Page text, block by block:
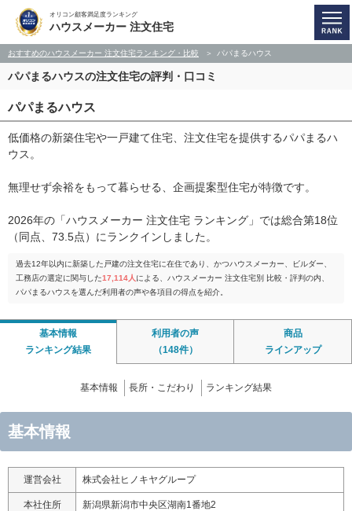
オリコン顧客満足度ランキング
ハウスメーカー 注文住宅
おすすめのハウスメーカー 注文住宅ランキング・比較 パパまるハウス
パパまるハウスの注文住宅の評判・口コミ
パパまるハウス
低価格の新築住宅や一戸建て住宅、注文住宅を提供するパパまるハ
ウス。
無理せず余裕をもって暮らせる、企画提案型住宅が特徴です。
2026年の「ハウスメーカー 注文住宅 ランキング」では総合第18位
（同点、73.5点）にランクインしました。
過去12年以内に新築した戸建の注文住宅に在住であり、かつハウスメーカー、ビルダー、
工務店の選定に関与した17,114人 による、ハウスメーカー 注文住宅別 比較・評判の内、
パパまるハウスを選んだ利用者の声や各項目の得点を紹介。
基本情報
ランキング結果
利用者の声
（148件）
商品
ラインアップ
基本情報 長所・こだわり ランキング結果
基本情報
運営会社 株式会社ヒノキヤグループ
本社住所 新潟県新潟市中央区湖南1番地2